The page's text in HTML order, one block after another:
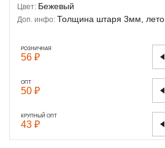
Цвет: Бежевый
Доп. инфо: Толщина штаря 3мм, лето
РОЗНИЧНАЯ
56 ₽
ОПТ
50 ₽
КРУПНЫЙ ОПТ
43 ₽